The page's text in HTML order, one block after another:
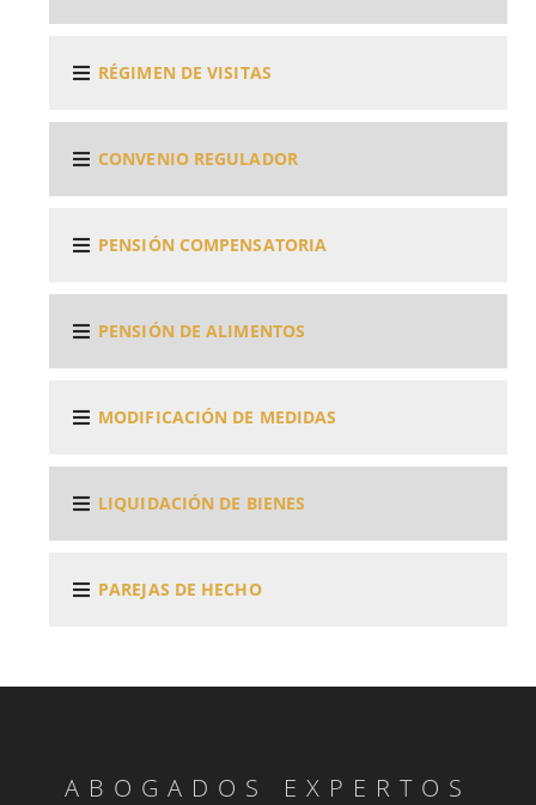
RÉGIMEN DE VISITAS
CONVENIO REGULADOR
PENSIÓN COMPENSATORIA
PENSIÓN DE ALIMENTOS
MODIFICACIÓN DE MEDIDAS
LIQUIDACIÓN DE BIENES
PAREJAS DE HECHO
ABOGADOS EXPERTOS